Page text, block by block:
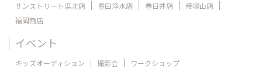
サンストリート浜北店
豊田浄水店 春日井店
帝塚山店
福岡西店
イベント
キッズオーディション 撮影会 ワークショップ